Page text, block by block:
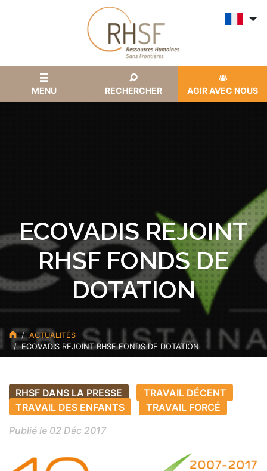
MENU RECHERCHER AGIR AVEC NOUS
ECOVADIS REJOINT
RHSF FONDS DE
DOTATION
ACTUALITÉS
ECOVADIS REJOINT RHSF FONDS DE DOTATION
RHSF DANS LA PRESSE
TRAVAIL DÉCENT
TRAVAIL DES ENFANTS
TRAVAIL FORCÉ
Publié le 02 Déc 2017